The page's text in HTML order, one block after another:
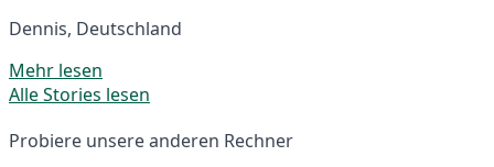
Dennis, Deutschland
Mehr lesen
Alle Stories lesen
Probiere unsere anderen Rechner